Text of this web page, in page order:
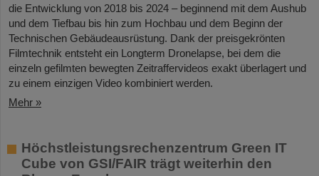
die Entwicklung von 2018 bis 2024 – beginnend mit dem Aushub
und dem Tiefbau bis hin zum Hochbau und dem Beginn der
Technischen Gebäudeausrüstung. Dank der preisgekrönten
Filmtechnik entsteht ein Longterm Dronelapse, bei dem die
einzeln gefilmten bewegten Zeitraffervideos exakt überlagert und
zu einem einzigen Video kombiniert werden.
Mehr »
Höchstleistungsrechenzentrum Green IT
Cube von GSI/FAIR trägt weiterhin den